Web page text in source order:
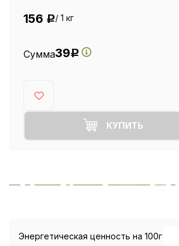
156 Р/ 1 кг
Сумма39Р
КУПИТЬ
Энергетическая ценность на 100г